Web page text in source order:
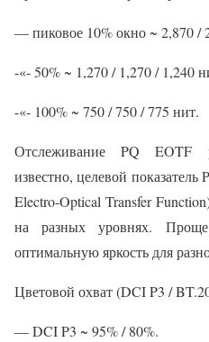
— пиковое 10% окно ~ 2,870 /
-«- 50% ~ 1,270 / 1,270 / 1,240
-«- 100% ~ 750 / 750 / 775 нит.
Отслеживание PQ EOTF
известно, целевой
Electro-Optical Transfer
на разных уровнях.
оптимальную яркость для
Цветовой охват (DCI P3 /
— DCI P3 ~ 95% / 80%.